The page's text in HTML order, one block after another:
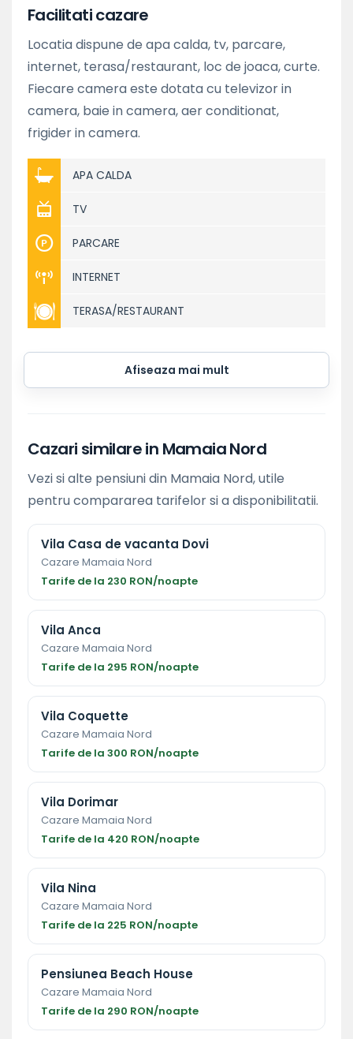
Facilitati cazare
Locatia dispune de apa calda, tv, parcare,
internet, terasa/restaurant, loc de joaca, curte.
Fiecare camera este dotata cu televizor in
camera, baie in camera, aer conditionat,
frigider in camera.
APA CALDA
TV
PARCARE
INTERNET
TERASA/RESTAURANT
Afiseaza mai mult
Cazari similare in Mamaia Nord
Vezi si alte pensiuni din Mamaia Nord, utile
pentru compararea tarifelor si a disponibilitatii.
Vila Casa de vacanta Dovi
Cazare Mamaia Nord
Tarife de la 230 RON/noapte
Vila Anca
Cazare Mamaia Nord
Tarife de la 295 RON/noapte
Vila Coquette
Cazare Mamaia Nord
Tarife de la 300 RON/noapte
Vila Dorimar
Cazare Mamaia Nord
Tarife de la 420 RON/noapte
Vila Nina
Cazare Mamaia Nord
Tarife de la 225 RON/noapte
Pensiunea Beach House
Cazare Mamaia Nord
Tarife de la 290 RON/noapte